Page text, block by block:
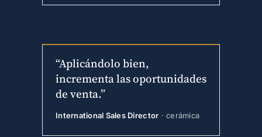
“Aplicándolo bien,
incrementa las oportunidades
de venta.”
International Sales Director · cerámica